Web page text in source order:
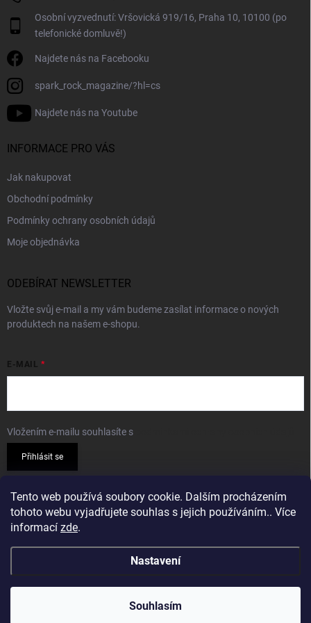
Tento web používá soubory cookie. Dalším procházením
tohoto webu vyjadřujete souhlas s jejich používáním.. Více
informací zde.
Nastavení
Souhlasím
Osobní vyzvednutí: Vršovická 919/16, Praha 10, 10100 (po
telefonické domluvě!)
Najdete nás na Facebooku
spark_rock_magazine/?hl=cs
Najdete nás na Youtube
INFORMACE PRO VÁS
Jak nakupovat
Obchodní podmínky
Podmínky ochrany osobních údajů
Moje objednávka
ODEBÍRAT NEWSLETTER
Vložte svůj e-mail a my vám budeme zasílat informace o nových
produktech na našem e-shopu.
E-MAIL
Vložením e-mailu souhlasíte s
Přihlásit se
PŘIJÍMÁME ONLINE PLATBY
Sparkshop.cz . Všechna práva vyhrazena.